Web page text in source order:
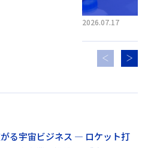
2026.07.17
がる宇宙ビジネス ― ロケット打